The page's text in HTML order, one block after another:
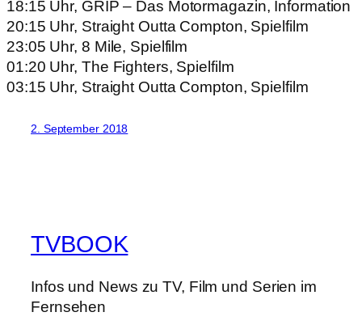
18:15 Uhr, GRIP – Das Motormagazin, Information
20:15 Uhr, Straight Outta Compton, Spielfilm
23:05 Uhr, 8 Mile, Spielfilm
01:20 Uhr, The Fighters, Spielfilm
03:15 Uhr, Straight Outta Compton, Spielfilm
2. September 2018
TVBOOK
Infos und News zu TV, Film und Serien im
Fernsehen